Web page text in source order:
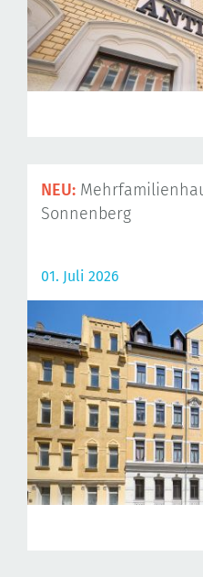
NEU:
Sonnenberg
01. Juli 2026